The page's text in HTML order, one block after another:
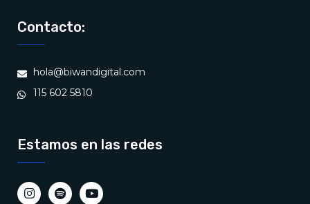
Contacto:
hola@biwandigital.com
115 602 5810
Estamos en las redes